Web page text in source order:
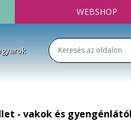
WEBSHOP
- vakok és